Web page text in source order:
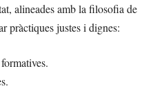
alineades amb la filosofia de
pràctiques justes i dignes: